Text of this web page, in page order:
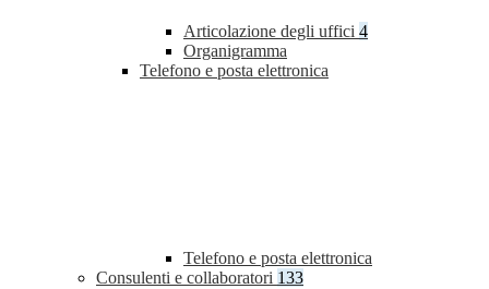
Articolazione degli uffici 4
Organigramma
Telefono e posta elettronica
Telefono e posta elettronica
Consulenti e collaboratori 133